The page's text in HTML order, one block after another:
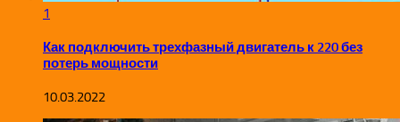
1
Как подключить трехфазный двигатель к 220 без
потерь мощности
10.03.2022